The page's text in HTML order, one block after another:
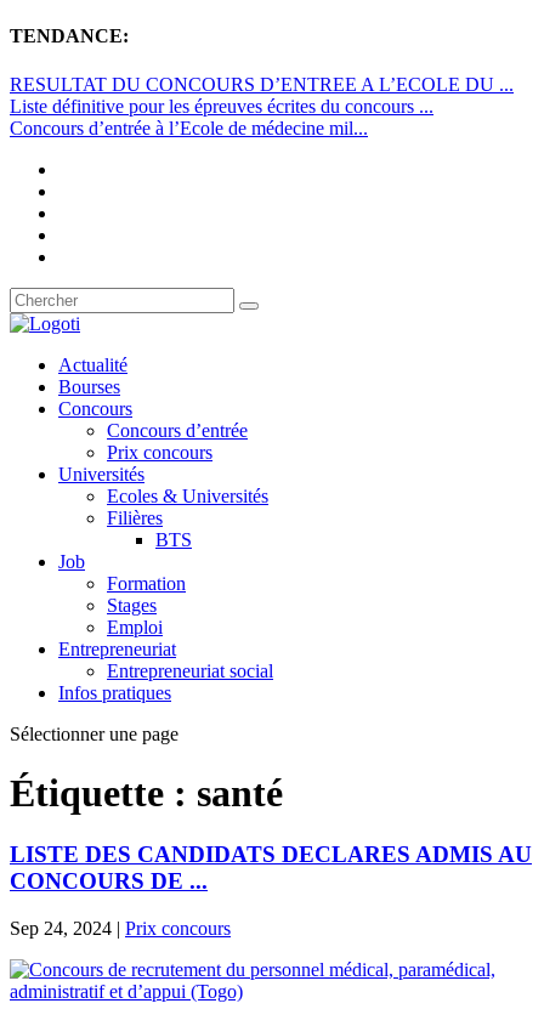
TENDANCE:
RESULTAT DU CONCOURS D’ENTREE A L’ECOLE DU ...
Liste définitive pour les épreuves écrites du concours ...
Concours d’entrée à l’Ecole de médecine mil...
Actualité
Bourses
Concours
Concours d’entrée
Prix concours
Universités
Ecoles & Universités
Filières
BTS
Job
Formation
Stages
Emploi
Entrepreneuriat
Entrepreneuriat social
Infos pratiques
Sélectionner une page
Étiquette : santé
LISTE DES CANDIDATS DECLARES ADMIS AU
CONCOURS DE ...
Sep 24, 2024 | Prix concours